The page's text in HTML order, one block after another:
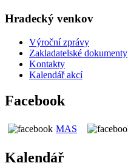
Hradecký venkov
Výroční zprávy
Zakladatelské dokumenty
Kontakty
Kalendář akcí
Facebook
MAS
Kalendář